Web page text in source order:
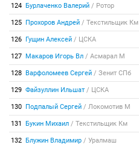
124 Бурлаченко Валерий / Ротор
125 Прохоров Андрей / Текстильщик Км
126 Гущин Алексей / ЦСКА
127 Макаров Игорь Вл / Асмарал М
128 Варфоломеев Сергей / Зенит СПб
129 Файзуллин Ильшат / ЦСКА
130 Подпалый Сергей / Локомотив М
131 Букин Михаил / Текстильщик Км
132 Блужин Владимир / Уралмаш